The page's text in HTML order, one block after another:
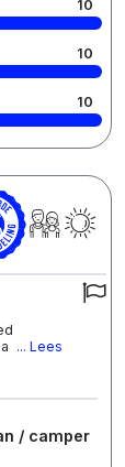
10
10
10
... Lees
/ camper